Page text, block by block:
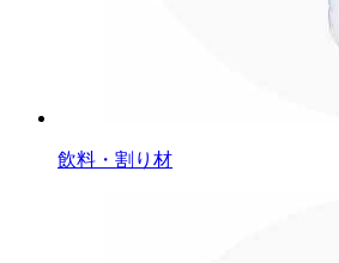
飲料・割り材